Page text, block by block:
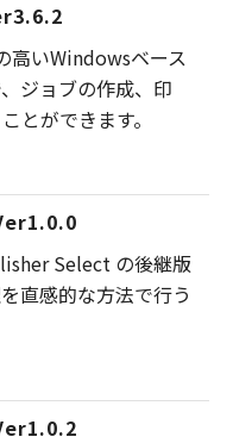
高いWindowsベース
ジョブの作成、印
とができます。
Select の後継版
直感的な方法で行う